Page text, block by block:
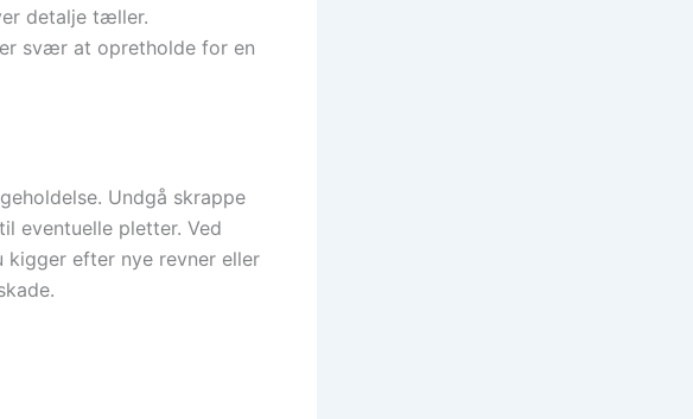
detalje tæller.
svær at opretholde for en
Undgå skrappe
eventuelle pletter. Ved
kigger efter nye revner eller